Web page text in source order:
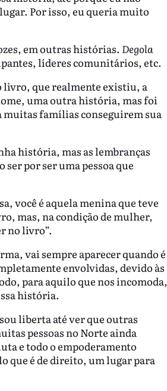
Por isso, eu queria muito
em outras histórias. Degola
líderes comunitários, etc.
livro, que realmente existiu, a
uma outra história, mas foi
famílias conseguirem sua
história, mas as lembranças
por ser uma pessoa que
você é aquela menina que teve
mas, na condição de mulher,
no livro”.
vai sempre aparecer quando é
envolvidas, devido às
para aquilo que nos incomoda,
história.
liberta até ver que outras
pessoas no Norte ainda
e todo o empoderamento
que é de direito, um lugar para